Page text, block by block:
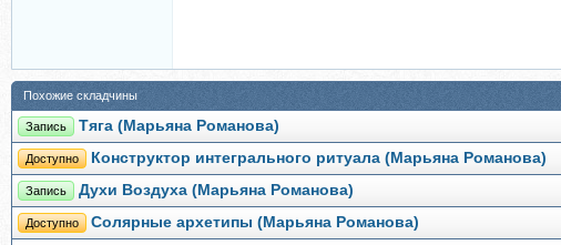
Похожие складчины
Запись Тяга (Марьяна Романова)
Доступно Конструктор интегрального ритуала (Марьяна Романова)
Запись Духи Воздуха (Марьяна Романова)
Доступно Солярные архетипы (Марьяна Романова)